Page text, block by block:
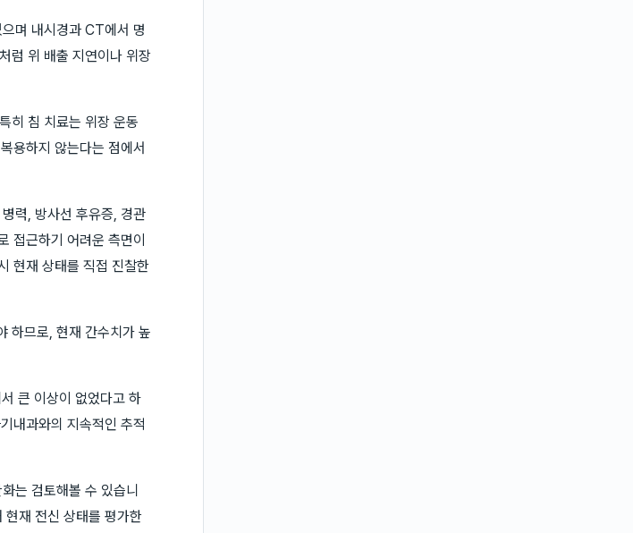
며 내시경과 CT에서 명
럼 위 배출 지연이나 위장
히 침 치료는 위장 운동
용하지 않는다는 점에서
력, 방사선 후유증, 경관
접근하기 어려운 측면이
현재 상태를 직접 진찰한
하므로, 현재 간수치가 높
큰 이상이 없었다고 하
내과와의 지속적인 추적
는 검토해볼 수 있습니
재 전신 상태를 평가한